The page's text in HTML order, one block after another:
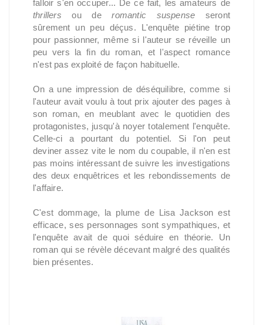
falloir s'en occuper... De ce fait, les amateurs de
thrillers ou deromantic suspense seront
sûrement un peu déçus. L'enquête piétine trop
pour passionner, même si l'auteur se réveille un
peu vers la fin du roman, et l'aspect romance
n'est pas exploité de façon habituelle.
On a une impression de déséquilibre, comme si
l'auteur avait voulu à tout prix ajouter des pages à
son roman, en meublant avec le quotidien des
protagonistes, jusqu'à noyer totalement l'enquête.
Celle-ci a pourtant du potentiel. Si l'on peut
deviner assez vite le nom du coupable, il n'en est
pas moins intéressant de suivre les investigations
des deux enquêtrices et les rebondissements de
l'affaire.
C'est dommage, la plume de Lisa Jackson est
efficace, ses personnages sont sympathiques, et
l'enquête avait de quoi séduire en théorie. Un
roman qui se révèle décevant malgré des qualités
bien présentes.